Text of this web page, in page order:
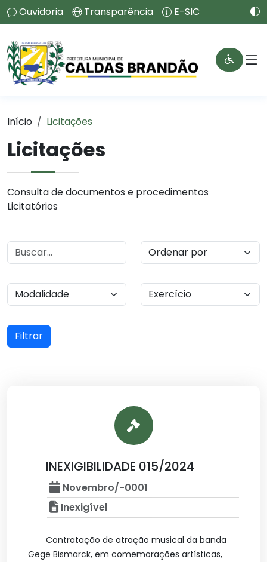
Ouvidoria Transparência E-SIC
Início Licitações
Licitações
Consulta de documentos e procedimentos
Licitatórios
Filtrar
INEXIGIBILIDADE 015/2024
Novembro/-0001
Inexigível
Contratação de atração musical da banda
Gege Bismarck, em comemorações artísticas,